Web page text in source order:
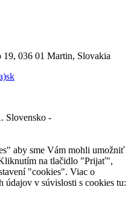
036 01 Martin, Slovakia
Slovensko -
aby sme Vám mohli umožniť
na tlačidlo "Prijať",
"cookies". Viac o
údajov v súvislosti s cookies tu: